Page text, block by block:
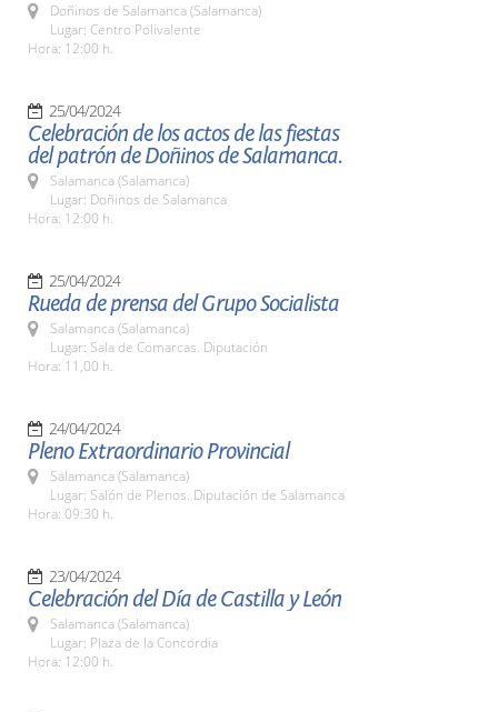
Doñinos de Salamanca (Salamanca)
Lugar: Centro Polivalente
Hora: 12:00 h.
25/04/2024
Celebración de los actos de las fiestas
del patrón de Doñinos de Salamanca.
Salamanca (Salamanca)
Lugar: Doñinos de Salamanca
Hora: 12:00 h.
25/04/2024
Rueda de prensa del Grupo Socialista
Salamanca (Salamanca)
Lugar: Sala de Comarcas. Diputación
Hora: 11,00 h.
24/04/2024
Pleno Extraordinario Provincial
Salamanca (Salamanca)
Lugar: Salón de Plenos. Diputación de Salamanca
Hora: 09:30 h.
23/04/2024
Celebración del Día de Castilla y León
Salamanca (Salamanca)
Lugar: Plaza de la Concordia
Hora: 12:00 h.